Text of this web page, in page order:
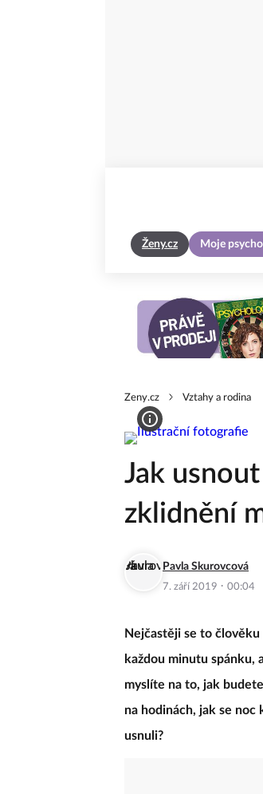
Ženy.cz Moje
Zeny.cz Vztahy a rodina
Jak
zklidnění
Pavla Skurovcová
7. září 2019 · 00:04
Nejčastěji se to
každou minutu spánku,
myslíte na to, jak
na hodinách, jak se
usnuli?